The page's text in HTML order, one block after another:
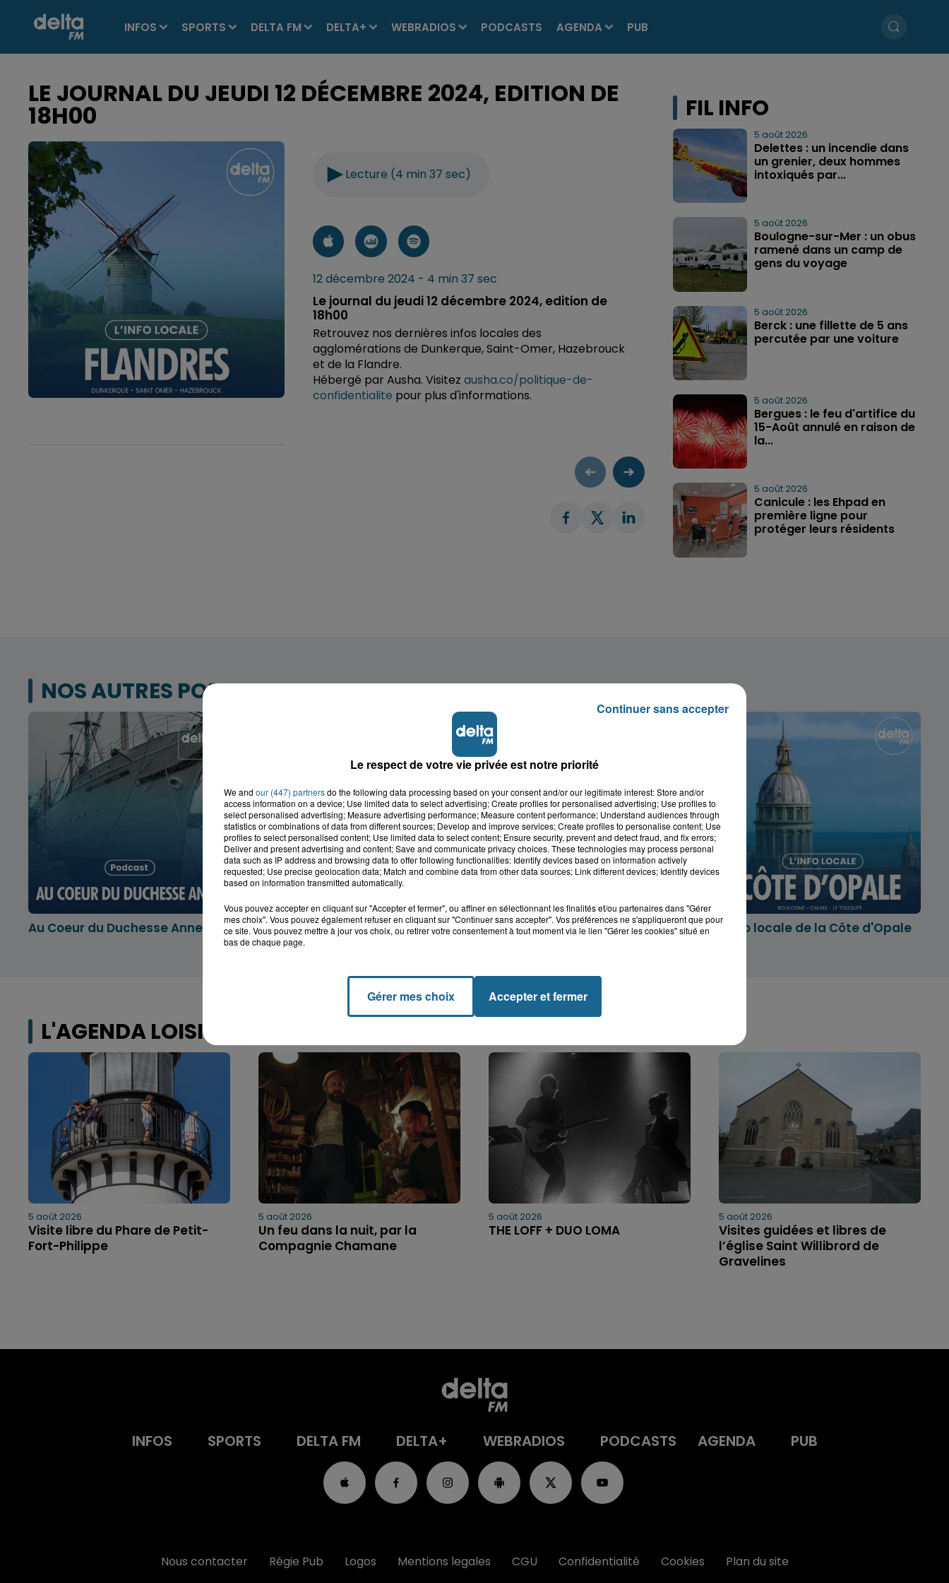
INFOS SPORTS DELTA FM DELTA+ WEBRADIOS PODCASTS AGENDA PUB
LE JOURNAL DU JEUDI 12 DÉCEMBRE 2024, EDITION DE
18H00
Lecture (4 min 37 sec)
12 décembre 2024 - 4 min 37 sec
Le journal du jeudi 12 décembre 2024, edition de
18h00
Retrouvez nos dernières infos locales des
agglomérations de Dunkerque, Saint-Omer, Hazebrouck
et de la Flandre.
Hébergé par Ausha. Visitez ausha.co/politique-de-
confidentialite pour plus d'informations.
FIL INFO
5 août 2026
Delettes : un incendie dans
un grenier, deux hommes
intoxiqués par...
5 août 2026
Boulogne-sur-Mer : un obus
ramené dans un camp de
gens du voyage
5 août 2026
Berck : une fillette de 5 ans
percutée par une voiture
5 août 2026
Bergues : le feu d'artifice du
15-Août annulé en raison de
la...
5 août 2026
Canicule : les Ehpad en
première ligne pour
protéger leurs résidents
NOS AUTRES PODCASTS
Au Coeur du Duchesse Anne
L'info locale dans le
Dunkerquois
L'info locale de l'Audomarois L'info locale de la Côte d'Opale
L'AGENDA LOISIRS
5 août 2026
Visite libre du Phare de Petit-
Fort-Philippe
5 août 2026
Un feu dans la nuit, par la
Compagnie Chamane
5 août 2026
THE LOFF + DUO LOMA
5 août 2026
Visites guidées et libres de
l’église Saint Willibrord de
Gravelines
INFOS SPORTS DELTA FM DELTA+ WEBRADIOS PODCASTS AGENDA PUB
Nous contacter Régie Pub Logos Mentions legales CGU Confidentialité Cookies Plan du site
Le respect de votre vie privée est notre priorité
We and our (447) partnersdo the following data processing based on your consent and/or our legitimate interest: Store and/or
access information on a device; Use limited data to select advertising; Create profiles for personalised advertising; Use profiles to
select personalised advertising; Measure advertising performance; Measure content performance; Understand audiences through
statistics or combinations of data from different sources; Develop and improve services; Create profiles to personalise content; Use
profiles to select personalised content; Use limited data to select content; Ensure security, prevent and detect fraud, and fix errors;
Deliver and present advertising and content; Save and communicate privacy choices. These technologies may process personal
data such as IP address and browsing data to offer following functionalities: Identify devices based on information actively
requested; Use precise geolocation data; Match and combine data from other data sources; Link different devices; Identify devices
based on information transmitted automatically.
Vous pouvez accepter en cliquant sur "Accepter et fermer", ou affiner en sélectionnant les finalités et/ou partenaires dans "Gérer
mes choix". Vous pouvez également refuser en cliquant sur "Continuer sans accepter". Vos préférences ne s'appliqueront que pour
ce site. Vous pouvez mettre à jour vos choix, ou retirer votre consentement à tout moment via le lien "Gérer les cookies" situé en
bas de chaque page.
Gérer mes choix Accepter et fermer
Continuer sans accepter